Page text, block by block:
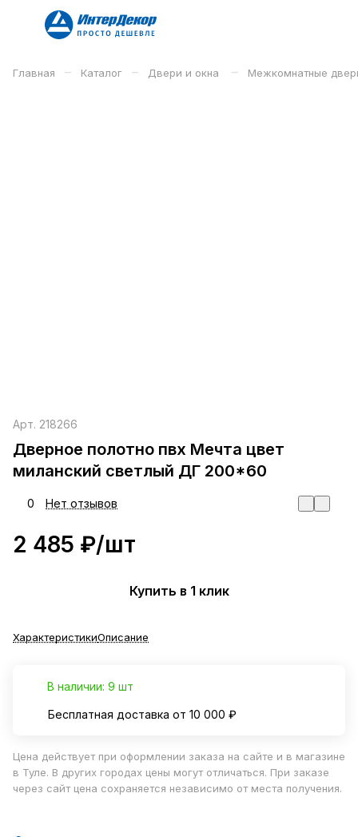
Главная – Каталог – Двери и окна – Межкомнатные
Арт. 218266
Дверное полотно пвх Мечта цвет
миланский светлый ДГ 200*60
0 Нет отзывов
2 485 ₽/шт
Купить в 1 клик
ХарактеристикиОписание
В наличии: 9 шт
Бесплатная доставка от 10 000 ₽
Цена действует при оформлении заказа на сайте и в магазине
в Туле. В других городах цены могут отличаться. При заказе
через сайт цена сохраняется независимо от места получения.